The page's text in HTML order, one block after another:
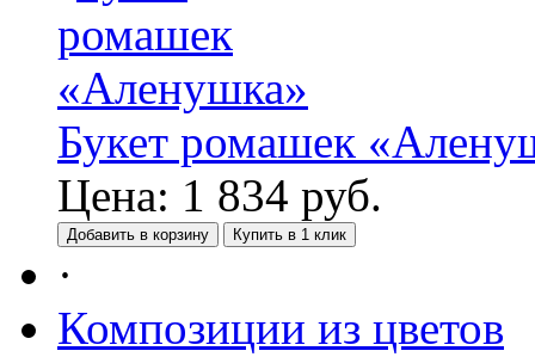
Букет ромашек
Цена: 1 834 руб.
Добавить в корзину Купить в 1 клик
·
Композиции из цветов